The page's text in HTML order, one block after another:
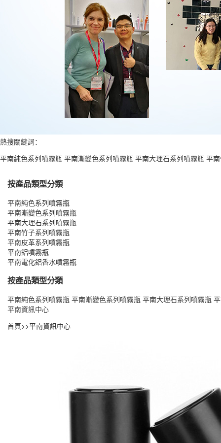
熱搜關鍵詞：
平南純色系列噴霧瓶 平南漸變色系列噴霧瓶 平南大理石系列噴霧瓶 平
按產品類型分類
平南純色系列噴霧瓶
平南漸變色系列噴霧瓶
平南大理石系列噴霧瓶
平南竹子系列噴霧瓶
平南皮革系列噴霧瓶
平南鋁噴霧瓶
平南電化鋁香水噴霧瓶
按產品類型分類
平南純色系列噴霧瓶 平南漸變色系列噴霧瓶 平南大理石系列噴霧瓶
平南資訊中心
首頁>>平南資訊中心